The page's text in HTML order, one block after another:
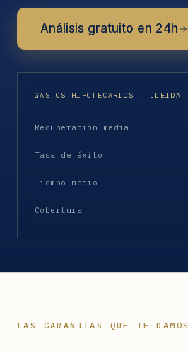
Análisis gratuito en 24h
GASTOS HIPOTECARIOS · LLEIDA
Recuperación media
Tasa de éxito
Tiempo medio
Cobertura
LAS GARANTÍAS QUE TE DAMOS